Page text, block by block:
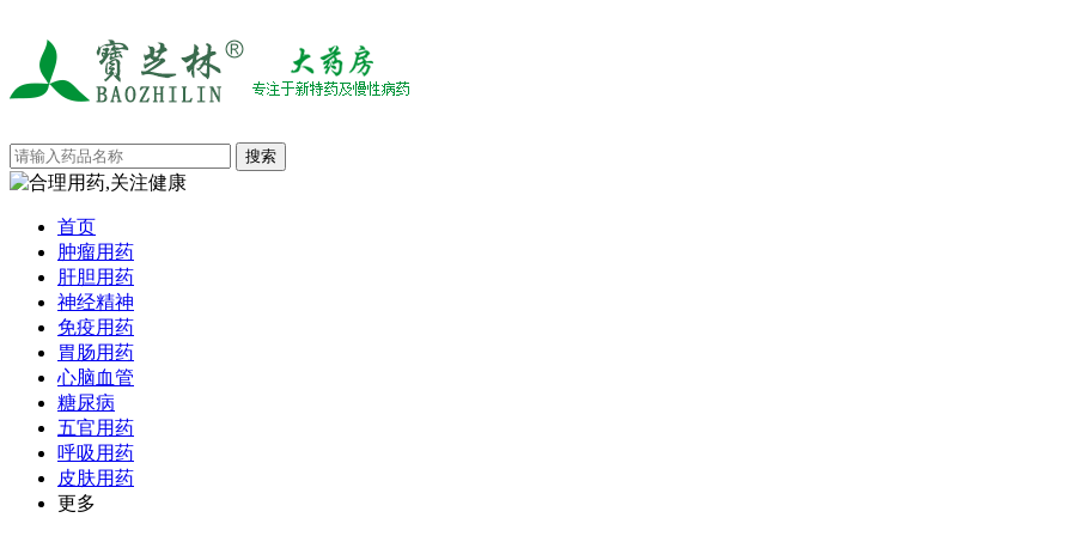
首页
肿瘤用药
肝胆用药
神经精神
免疫用药
胃肠用药
心脑血管
糖尿病
五官用药
呼吸用药
皮肤用药
更多